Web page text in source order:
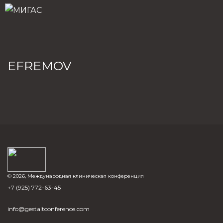
EFREMOV
© 2026, Международная клиническая конференция
+7 (925) 772-63-45
info@gestaltconference.com